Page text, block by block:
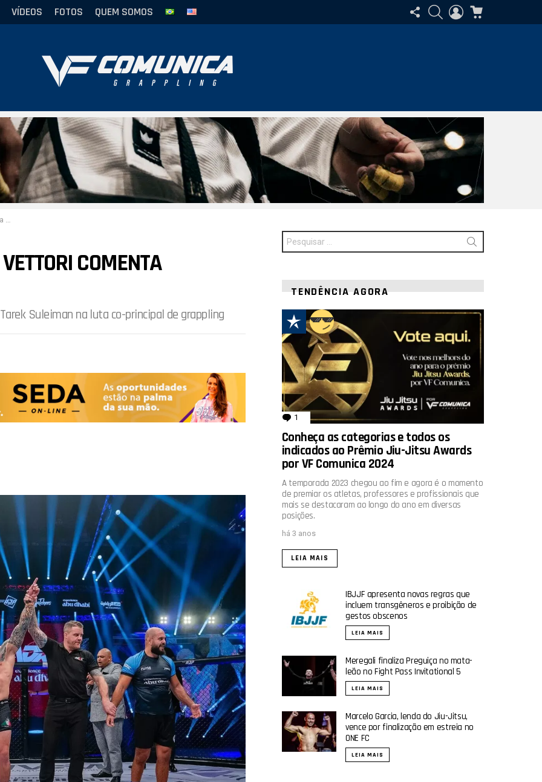
VÍDEOS FOTOS QUEM SOMOS
SIGA-
NOS
PESQUISAR
ENTRAR
COMENTA
Suleiman na luta co-principal de grappling
Procurar
por:
TENDÊNCIA AGORA
1 comentário
Conheça as categorias e todos os
indicados ao Prêmio Jiu-Jitsu Awards
por VF Comunica 2024
A temporada 2023 chegou ao fim e agora é o momento
de premiar os atletas, professores e profissionais que
mais se destacaram ao longo do ano em diversas
posições.
há 3 anos
LEIA MAIS
IBJJF apresenta novas regras que
incluem transgêneros e proibição de
gestos obscenos
LEIA MAIS
Meregali finaliza Preguiça no mata-
leão no Fight Pass Invitational 5
LEIA MAIS
Marcelo Garcia, lenda do Jiu-Jitsu,
vence por finalização em estreia no
ONE FC
LEIA MAIS